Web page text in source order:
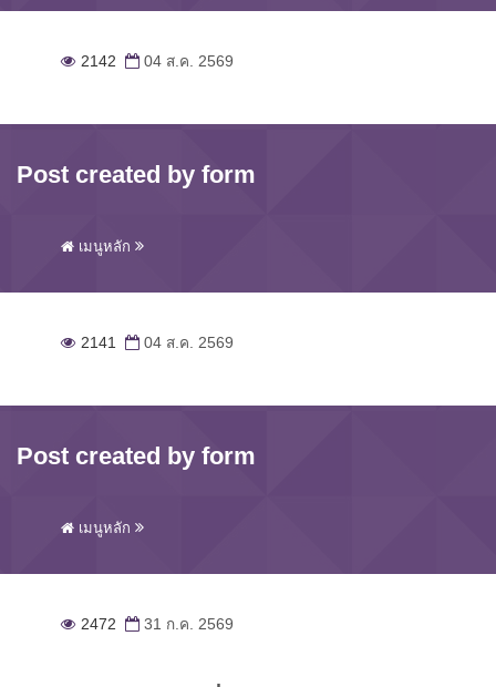
2142 04 ส.ค. 2569
Post created by form
เมนูหลัก
2141 04 ส.ค. 2569
Post created by form
เมนูหลัก
2472 31 ก.ค. 2569